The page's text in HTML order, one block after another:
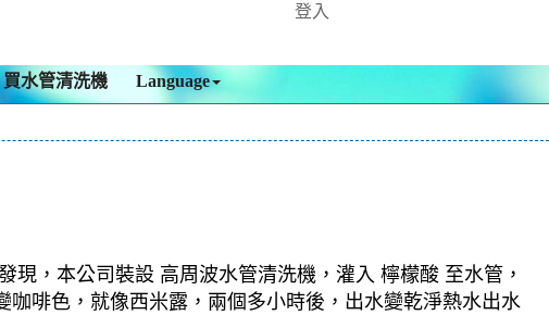
登入
買水管清洗機 Language
，本公司裝設 高周波水管清洗機，灌入 檸檬酸 至水管，
啡色，就像西米露，兩個多小時後，出水變乾淨熱水出水